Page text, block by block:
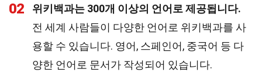
02
위키백과는 300개 이상의 언어로 제공됩니다.
전 세계 사람들이 다양한 언어로 위키백과를 사
용할 수 있습니다. 영어, 스페인어, 중국어 등 다
양한 언어로 문서가 작성되어 있습니다.